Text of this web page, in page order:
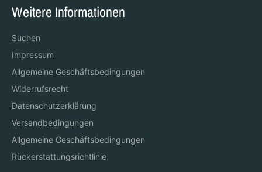
Weitere Informationen
Suchen
Impressum
Allgemeine Geschäftsbedingungen
Widerrufsrecht
Datenschutzerklärung
Versandbedingungen
Allgemeine Geschäftsbedingungen
Rückerstattungsrichtlinie